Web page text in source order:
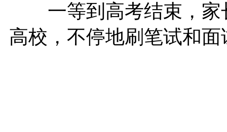
一等到高考结束，家
高校，不停地刷笔试和面